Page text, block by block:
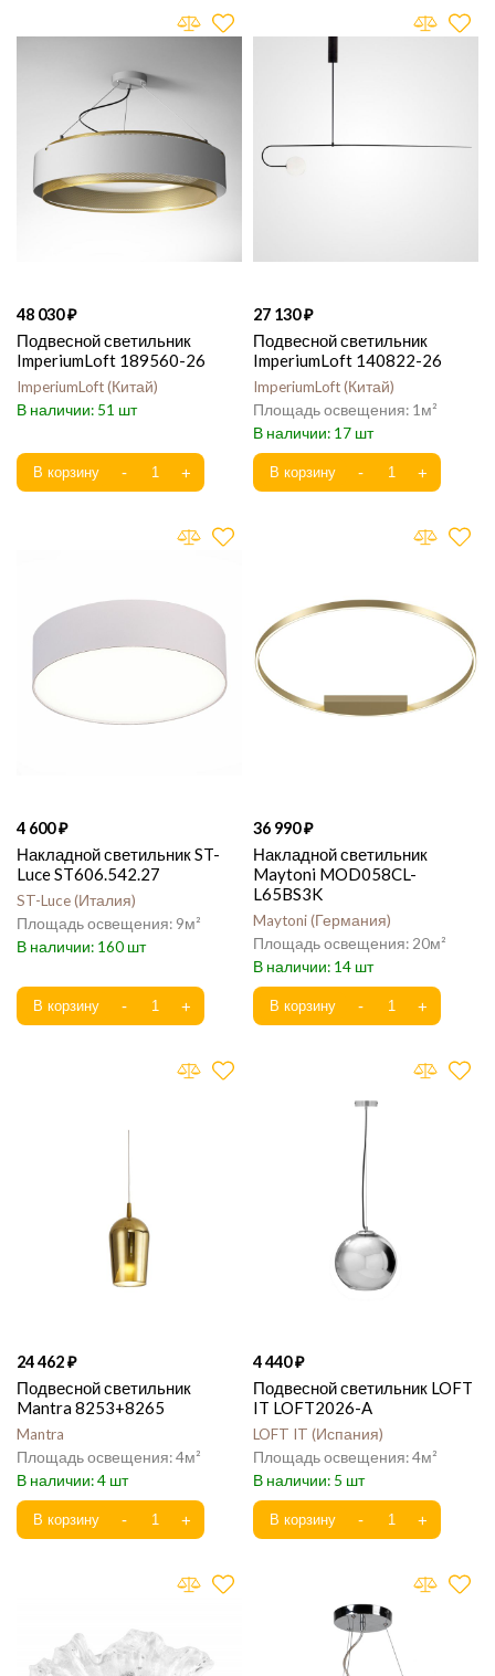
48 030
Подвесной светильник
ImperiumLoft 189560-26
ImperiumLoft Китай
51
27 130
Подвесной светильник
ImperiumLoft 140822-26
ImperiumLoft Китай
1
17
4 600
Накладной светильник ST-
Luce ST606.542.27
ST-Luce Италия
9
160
36 990
Накладной светильник
Maytoni MOD058CL-
L65BS3K
Maytoni Германия
20
14
24 462
Подвесной светильник
Mantra 8253+8265
Mantra
4
4
4 440
Подвесной светильник LOFT
IT LOFT2026-A
LOFT IT Испания
4
5